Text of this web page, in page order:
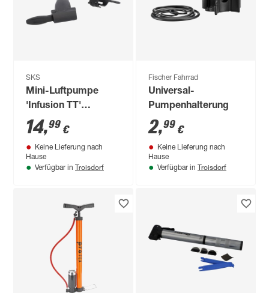
SKS
Mini-Luftpumpe
'Infusion TT'
Kunststoff 22,5 cm 6
bar
14,99 €
Keine Lieferung nach
Hause
Verfügbar in Troisdorf
Fischer Fahrrad
Universal-
Pumpenhalterung
2,99 €
Keine Lieferung nach
Hause
Verfügbar in Troisdorf